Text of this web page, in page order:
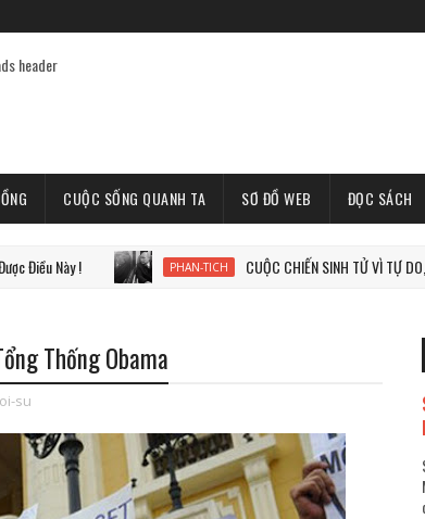
CUỘC SỐNG QUANH TA SƠ ĐỒ WEB ĐỌC SÁCH
PHAN-TICH CUỘC CHIẾN SINH TỬ VÌ TỰ DO, VÌ THẾ GIỚI
Thống Obama
su